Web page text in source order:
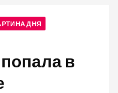
ДНЯ
в